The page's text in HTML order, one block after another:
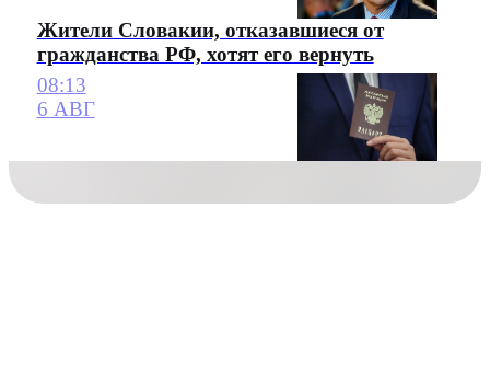
Жители Словакии, отказавшиеся от
гражданства РФ, хотят его вернуть
08:13
6 АВГ